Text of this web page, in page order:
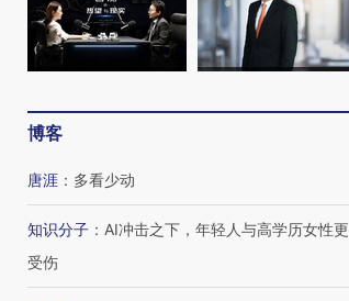
有意思的生活方式·第三对
博客
唐涯 ： 多看少动
知识分子 ： AI冲击之下，年轻人与高学历女性更
受伤